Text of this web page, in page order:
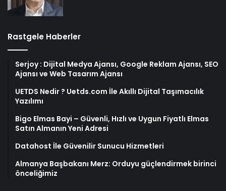
Rastgele Haberler
Serjoy : Dijital Medya Ajansı, Google Reklam Ajansı, SEO
Ajansı ve Web Tasarım Ajansı
UETDS Nedir ? Uetds.com İle Akıllı Dijital Taşımacılık
Yazılımı
Bigo Elmas Bayi – Güvenli, Hızlı ve Uygun Fiyatlı Elmas
Satın Almanın Yeni Adresi
Datahost İle Güvenilir Sunucu Hizmetleri
Almanya Başbakanı Merz: Orduyu güçlendirmek birinci
önceliğimiz